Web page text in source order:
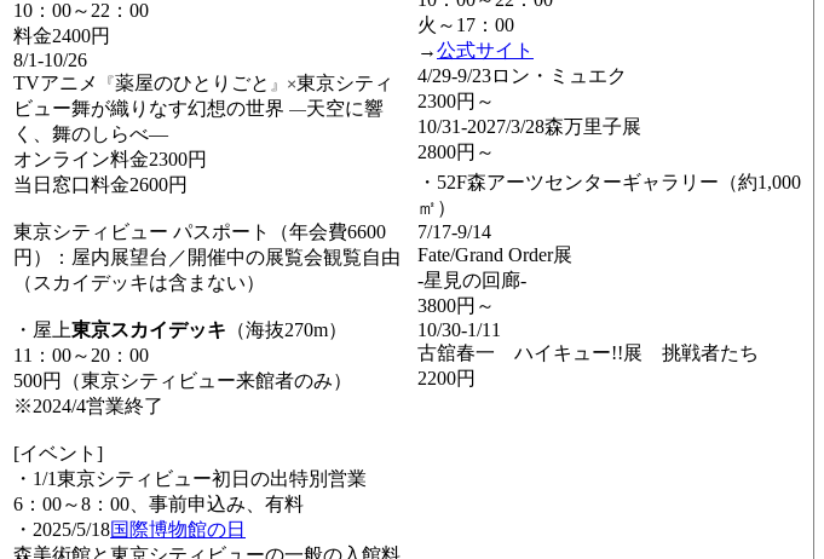
火～17：00
→公式サイト
4/29-9/23ロン・ミュエク
2300円～
10/31-2027/3/28森万里子展
2800円～
・52F森アーツセンターギャラリー（約1,000
㎡）
7/17-9/14
Fate/Grand Order展
-星見の回廊-
3800円～
10/30-1/11
古舘春一 ハイキュー!!展 挑戦者たち
2200円
10：00～22：00
料金2400円
8/1-10/26
TVアニメ
『薬屋のひとりごと 』×東京シティ
ビュー舞が織りなす幻想の世界 ―天空に響
く、舞のしらべ―
オンライン料金2300円
当日窓口料金2600円
東京シティビュー パスポート（年会費6600
円）：屋内展望台／開催中の展覧会観覧自由
（スカイデッキは含まない）
・屋上東京スカイデッキ （海抜270m）
11：00～20：00
500円（東京シティビュー来館者のみ）
※2024/4営業終了
[イベント]
・1/1東京シティビュー初日の出特別営業
6：00～8：00、事前申込み、有料
・2025/5/18国際博物館の日
森美術館と東京シティビューの一般の入館料